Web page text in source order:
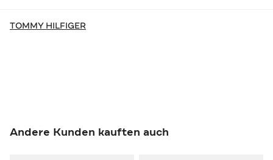
TOMMY HILFIGER
Andere Kunden kauften auch